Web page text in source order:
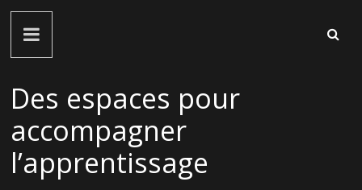
Des espaces pour
accompagner
l’apprentissage